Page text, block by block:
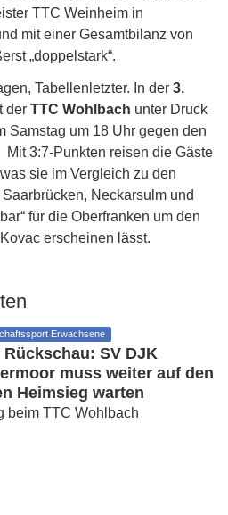
TTC Weinheim in
mit einer Gesamtbilanz von
„doppelstark“.
Tabellenletzter. In der 3.
der TTC Wohlbach unter Druck
Samstag um 18 Uhr gegen den
Mit 3:7-Punkten reisen die Gäste
sie im Vergleich zu den
Neckarsulm und
für die Oberfranken um den
erscheinen lässt.
Erwachsene
Rückschau: SV DJK
muss weiter auf den
Heimsieg warten
beim TTC Wohlbach